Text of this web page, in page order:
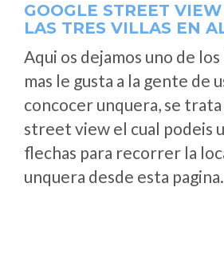
GOOGLE STREET
LAS TRES VILLAS EN
Aqui os dejamos uno de
mas le gusta a la gente de
concocer unquera, se trata
street view el cual podeis
flechas para recorrer la
unquera desde esta pagina.